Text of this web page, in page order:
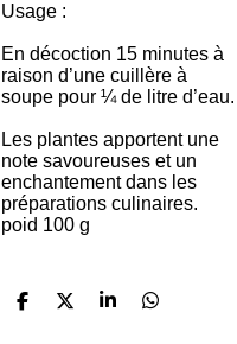
Usage :
En décoction 15 minutes à
raison d’une cuillère à
soupe pour ¼ de litre d’eau.
Les plantes apportent une
note savoureuses et un
enchantement dans les
préparations culinaires.
poid 100 g
P
P
P
P